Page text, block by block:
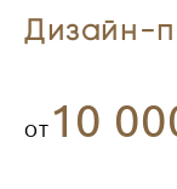
Дизайн-
ОТ 10